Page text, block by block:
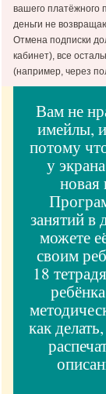
вашего платёжного
деньги не
Отмена подписки
кабинет), все
(например, через
Вам не
имейлы,
потому
у
занятий в
можете
своим
18
как